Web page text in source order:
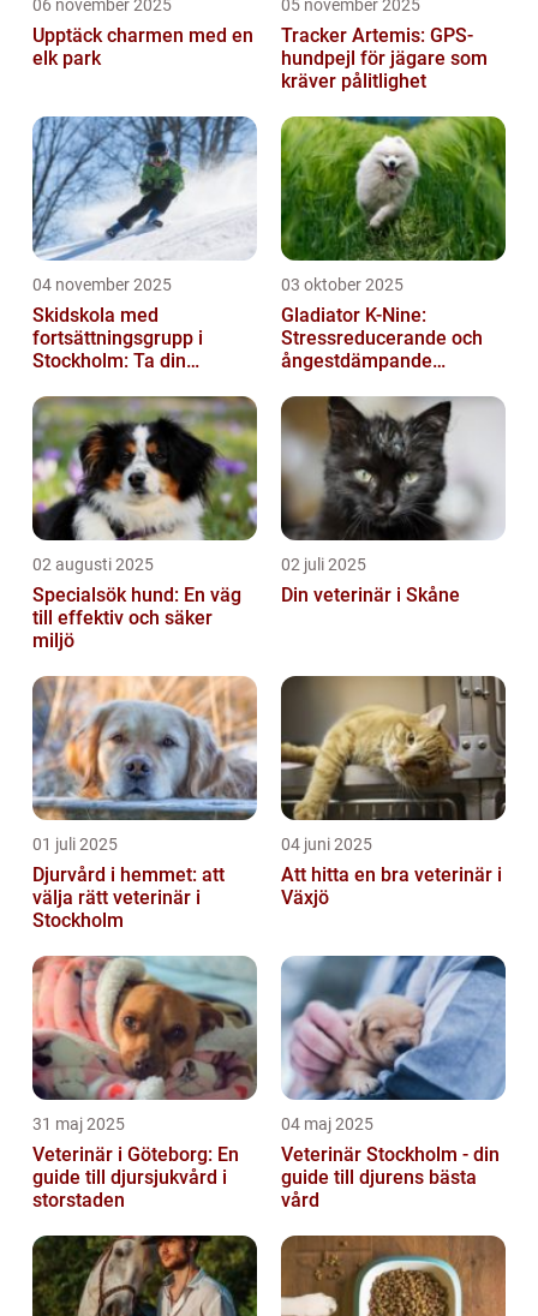
06 november 2025
Upptäck charmen med en
elk park
05 november 2025
Tracker Artemis: GPS-
hundpejl för jägare som
kräver pålitlighet
04 november 2025
Skidskola med
fortsättningsgrupp i
Stockholm: Ta din
03 oktober 2025
Gladiator K-Nine:
Stressreducerande och
ångestdämpande
02 augusti 2025
Specialsök hund: En väg
till effektiv och säker
miljö
02 juli 2025
Din veterinär i Skåne
01 juli 2025
Djurvård i hemmet: att
välja rätt veterinär i
Stockholm
04 juni 2025
Att hitta en bra veterinär i
Växjö
31 maj 2025
Veterinär i Göteborg: En
guide till djursjukvård i
storstaden
04 maj 2025
Veterinär Stockholm - din
guide till djurens bästa
vård